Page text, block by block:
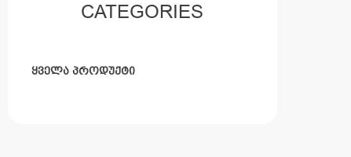
CATEGORIES
ᲧᲕᲔᲚᲐ ᲞᲠᲝᲓᲣᲥᲢᲘ